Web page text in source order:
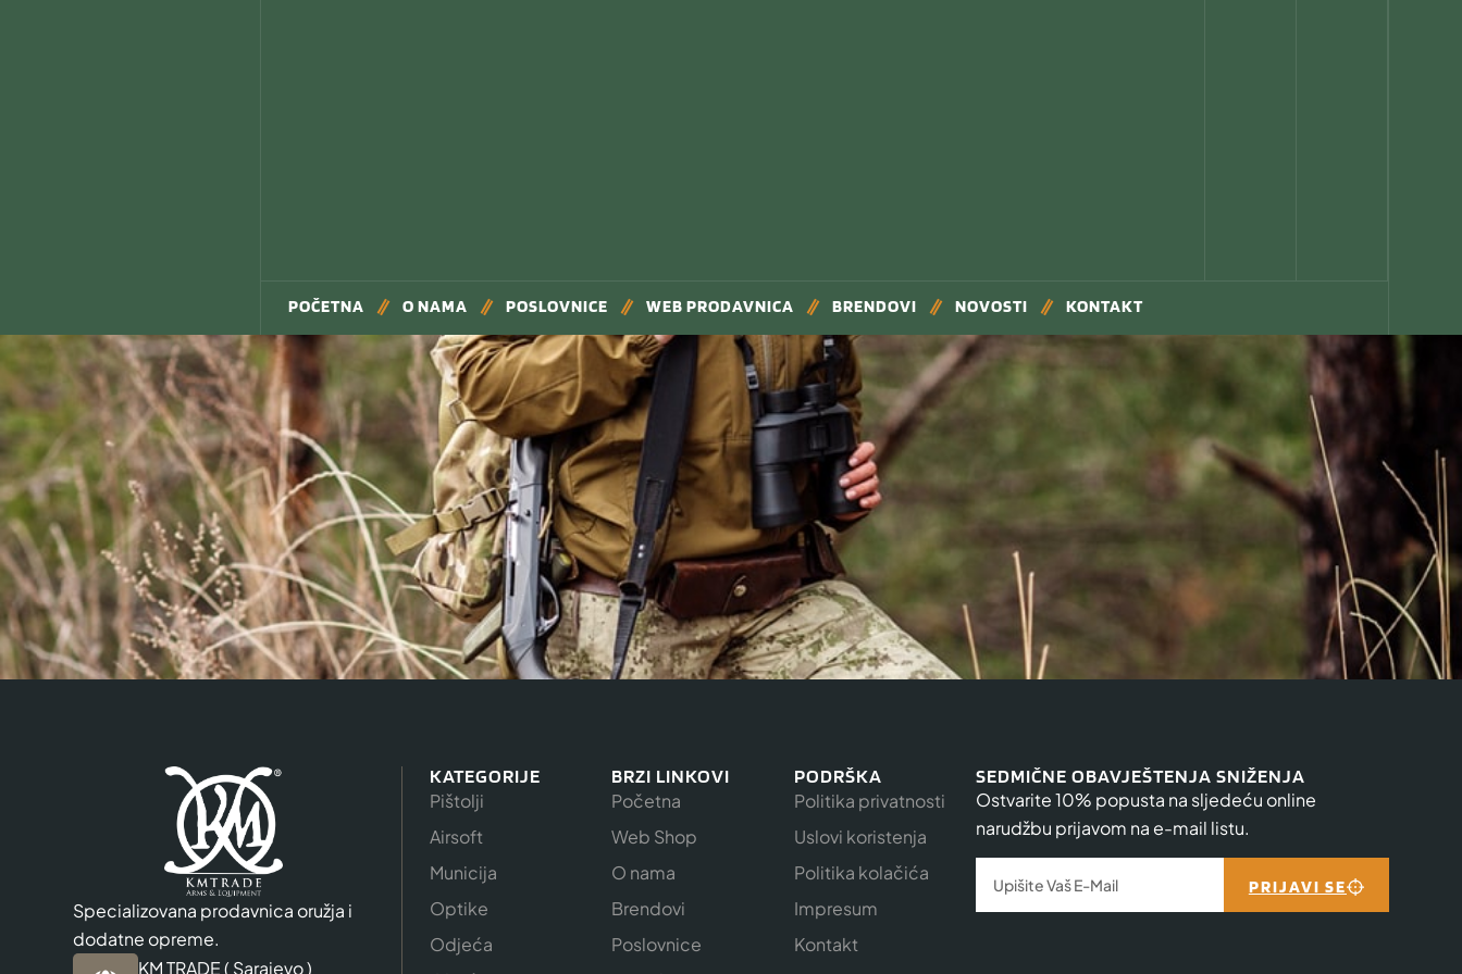
POČETNA O NAMA POSLOVNICE WEB PRODAVNICA BRENDOVI NOVOSTI KONTAKT
Specializovana prodavnica oružja i
dodatne opreme.
KM TRADE ( Sarajevo )
KATEGORIJE
Pištolji
Airsoft
Municija
Optike
Odjeća
BRZI LINKOVI
Početna
Web Shop
O nama
Brendovi
Poslovnice
PODRŠKA
Politika privatnosti
Uslovi koristenja
Politika kolačića
Impresum
Kontakt
SEDMIČNE OBAVJEŠTENJA SNIŽENJA
Ostvarite 10% popusta na sljedeću online
narudžbu prijavom na e-mail listu.
PRIJAVI SE